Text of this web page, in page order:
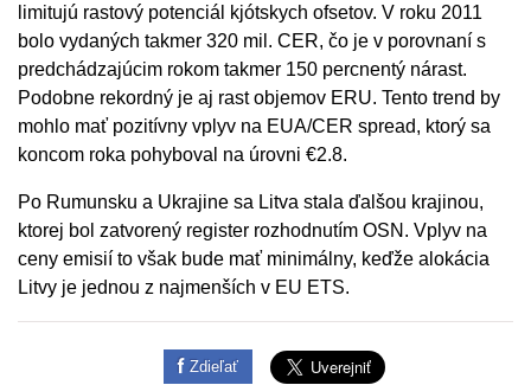
limitujú rastový potenciál kjótskych ofsetov. V roku 2011
bolo vydaných takmer 320 mil. CER, čo je v porovnaní s
predchádzajúcim rokom takmer 150 percnentý nárast.
Podobne rekordný je aj rast objemov ERU. Tento trend by
mohlo mať pozitívny vplyv na EUA/CER spread, ktorý sa
koncom roka pohyboval na úrovni €2.8.
Po Rumunsku a Ukrajine sa Litva stala ďalšou krajinou,
ktorej bol zatvorený register rozhodnutím OSN. Vplyv na
ceny emisií to však bude mať minimálny, keďže alokácia
Litvy je jednou z najmenších v EU ETS.
Zdieľať